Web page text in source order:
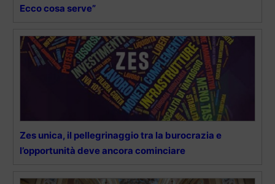
Ecco cosa serve”
Zes unica, il pellegrinaggio tra la burocrazia e
l’opportunità deve ancora cominciare